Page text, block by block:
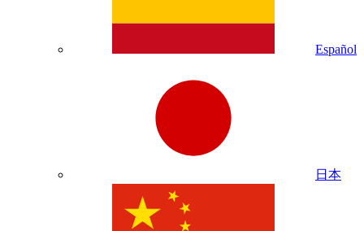
Español
日本